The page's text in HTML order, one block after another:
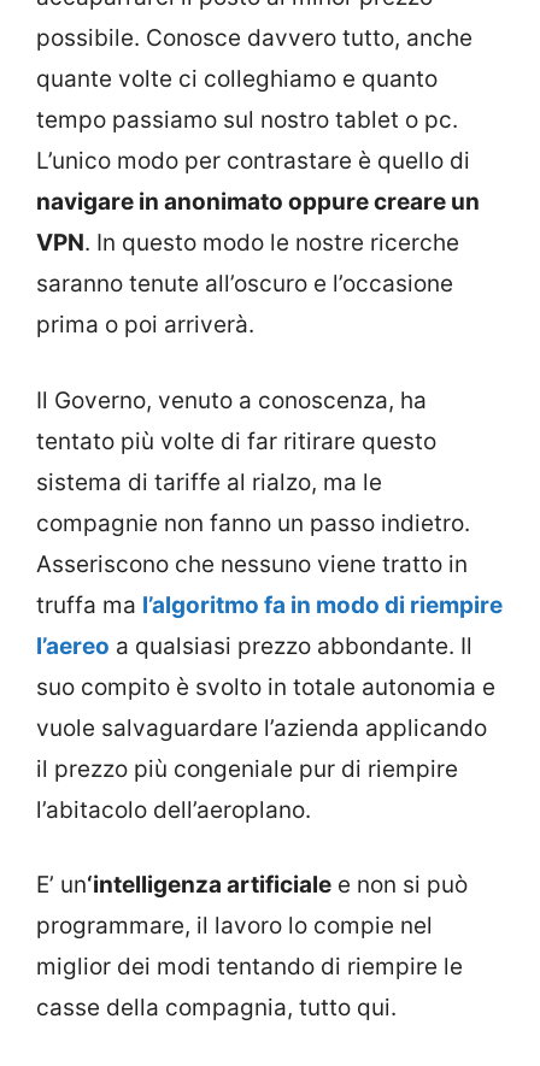
possibile. Conosce davvero tutto, anche
quante volte ci colleghiamo e quanto
tempo passiamo sul nostro tablet o pc.
L’unico modo per contrastare è quello di
navigare in anonimato oppure creare un
VPN. In questo modo le nostre ricerche
saranno tenute all’oscuro e l’occasione
prima o poi arriverà.
Il Governo, venuto a conoscenza, ha
tentato più volte di far ritirare questo
sistema di tariffe al rialzo, ma le
compagnie non fanno un passo indietro.
Asseriscono che nessuno viene tratto in
truffa ma l’algoritmo fa in modo di riempire
l’aereo a qualsiasi prezzo abbondante. Il
suo compito è svolto in totale autonomia e
vuole salvaguardare l’azienda applicando
il prezzo più congeniale pur di riempire
l’abitacolo dell’aeroplano.
E’ un‘intelligenza artificiale e non si può
programmare, il lavoro lo compie nel
miglior dei modi tentando di riempire le
casse della compagnia, tutto qui.